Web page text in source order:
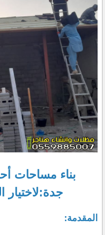
بناء مساحات
جدة:لاختيار
المقدمة: